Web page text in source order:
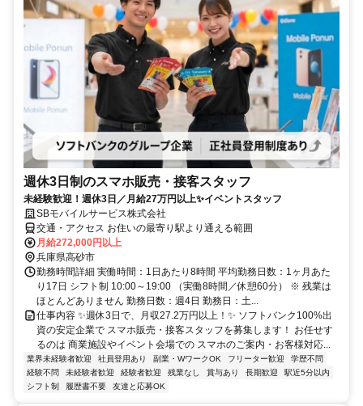
週休3日制のスマホ販売・接客スタッフ
未経験歓迎！週休3日／月給27万円以上✨イベントスタッフ
SBモバイルサービス株式会社
交通・アクセス お住いの最寄り駅より通える範囲
月給272,000円以上
兵庫県高砂市
勤務時間詳細 実働時間：1日あたり8時間 平均勤務日数：1ヶ月あた
り17日 シフト制 10:00～19:00 （実働8時間／休憩60分） ※ 残業は
ほとんどありません 勤務日数：週4日 勤務日：土...
仕事内容 ✨週休3日で、月収27.2万円以上！✨ ソフトバンク100%出
資の安定企業で スマホ販売・接客スタッフを募集します！ お任せす
るのは 商業施設やイベント会場での スマホのご案内・お客様対応...
業界未経験者歓迎 社員登用あり 副業・WワークOK フリーター歓迎
学歴不問
経験不問
未経験者歓迎 経験者歓迎 残業なし 賞与あり 長期歓迎
駅近5分以内
シフト制
履歴書不要 友達と応募OK